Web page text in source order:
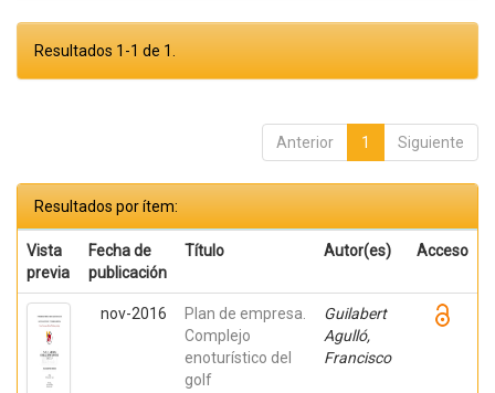
Resultados 1-1 de 1.
Anterior 1 Siguiente
Resultados por ítem:
Vista
previa
Fecha de
publicación
Título Autor(es) Acceso
nov-2016
Plan de empresa.
Complejo
enoturístico del
golf
Guilabert
Agulló,
Francisco